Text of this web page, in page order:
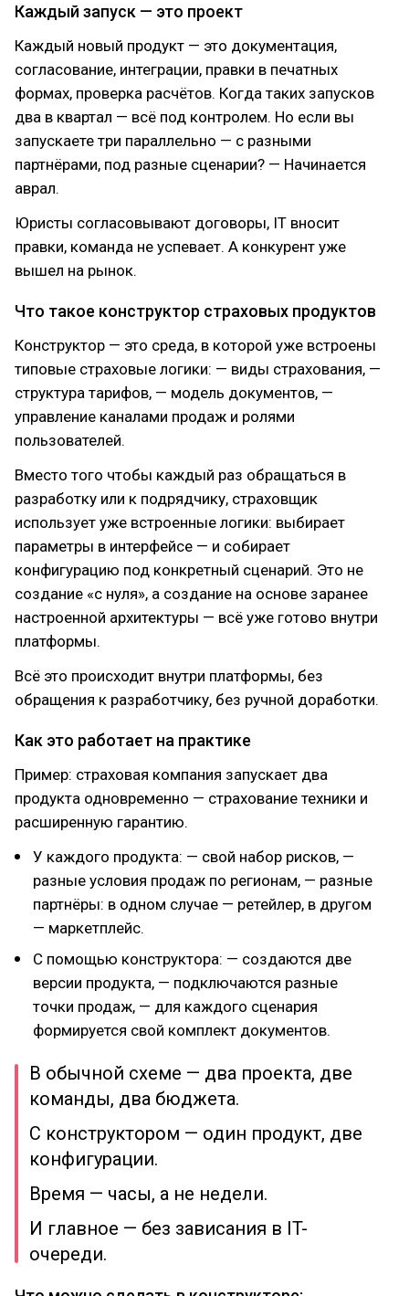
Каждый запуск — это проект
Каждый новый продукт — это документация,
согласование, интеграции, правки в печатных
формах, проверка расчётов. Когда таких запусков
два в квартал — всё под контролем. Но если вы
запускаете три параллельно — с разными
партнёрами, под разные сценарии? — Начинается
аврал.
Юристы согласовывают договоры, IT вносит
правки, команда не успевает. А конкурент уже
вышел на рынок.
Что такое конструктор страховых продуктов
Конструктор — это среда, в которой уже встроены
типовые страховые логики: — виды страхования, —
структура тарифов, — модель документов, —
управление каналами продаж и ролями
пользователей.
Вместо того чтобы каждый раз обращаться в
разработку или к подрядчику, страховщик
использует уже встроенные логики: выбирает
параметры в интерфейсе — и собирает
конфигурацию под конкретный сценарий. Это не
создание «с нуля», а создание на основе заранее
настроенной архитектуры — всё уже готово внутри
платформы.
Всё это происходит внутри платформы, без
обращения к разработчику, без ручной доработки.
Как это работает на практике
Пример: страховая компания запускает два
продукта одновременно — страхование техники и
расширенную гарантию.
У каждого продукта: — свой набор рисков, —
разные условия продаж по регионам, — разные
партнёры: в одном случае — ретейлер, в другом
— маркетплейс.
С помощью конструктора: — создаются две
версии продукта, — подключаются разные
точки продаж, — для каждого сценария
формируется свой комплект документов.
В обычной схеме — два проекта, две
команды, два бюджета.
С конструктором — один продукт, две
конфигурации.
Время — часы, а не недели.
И главное — без зависания в IT-
очереди.